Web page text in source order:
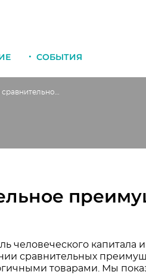
СОБЫТИЯ
человеческого капитала
сравнительных
товарами. Мы